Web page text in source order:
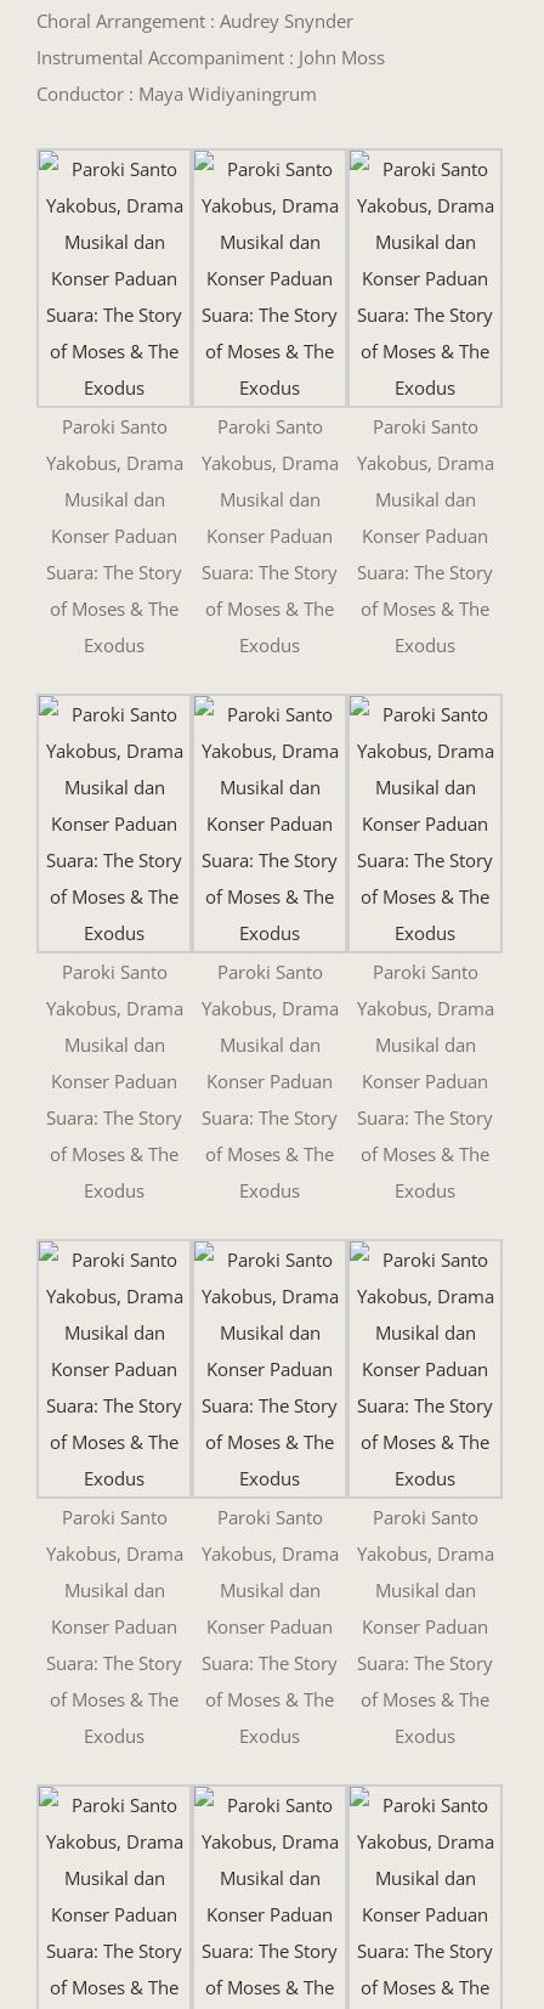
Choral Arrangement : Audrey Snynder
Instrumental Accompaniment : John Moss
Conductor : Maya Widiyaningrum
Paroki Santo
Yakobus, Drama
Musikal dan
Konser Paduan
Suara: The Story
of Moses & The
Exodus
Paroki Santo
Yakobus, Drama
Musikal dan
Konser Paduan
Suara: The Story
of Moses & The
Exodus
Paroki Santo
Yakobus, Drama
Musikal dan
Konser Paduan
Suara: The Story
of Moses & The
Exodus
Paroki Santo
Yakobus, Drama
Musikal dan
Konser Paduan
Suara: The Story
of Moses & The
Exodus
Paroki Santo
Yakobus, Drama
Musikal dan
Konser Paduan
Suara: The Story
of Moses & The
Exodus
Paroki Santo
Yakobus, Drama
Musikal dan
Konser Paduan
Suara: The Story
of Moses & The
Exodus
Paroki Santo
Yakobus, Drama
Musikal dan
Konser Paduan
Suara: The Story
of Moses & The
Exodus
Paroki Santo
Yakobus, Drama
Musikal dan
Konser Paduan
Suara: The Story
of Moses & The
Exodus
Paroki Santo
Yakobus, Drama
Musikal dan
Konser Paduan
Suara: The Story
of Moses & The
Exodus